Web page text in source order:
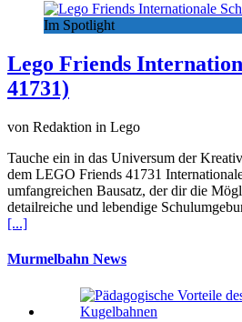
Im Spotlight
Lego Friends
41731)
von Redaktion in Lego
Tauche ein in das Universum der
dem LEGO Friends 41731
umfangreichen Bausatz, der dir die
detailreiche und lebendige
[...]
Murmelbahn News